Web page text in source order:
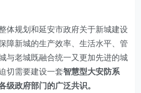
体规划和延安市政府关于新城建设
障新城的生产效率、生活水平、管
与老城既融合统一又更加先进的城
切需要建设一套智慧型大安防系
级政府部门的广泛共识。